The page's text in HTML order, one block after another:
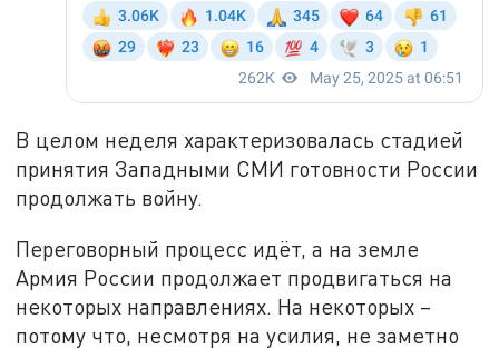
В целом неделя характеризовалась стадией
принятия Западными СМИ готовности России
продолжать войну.
Переговорный процесс идёт, а на земле
Армия России продолжает продвигаться на
некоторых направлениях. На некоторых –
потому что, несмотря на усилия, не заметно